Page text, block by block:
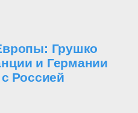
Грушко
и Германии
Россией